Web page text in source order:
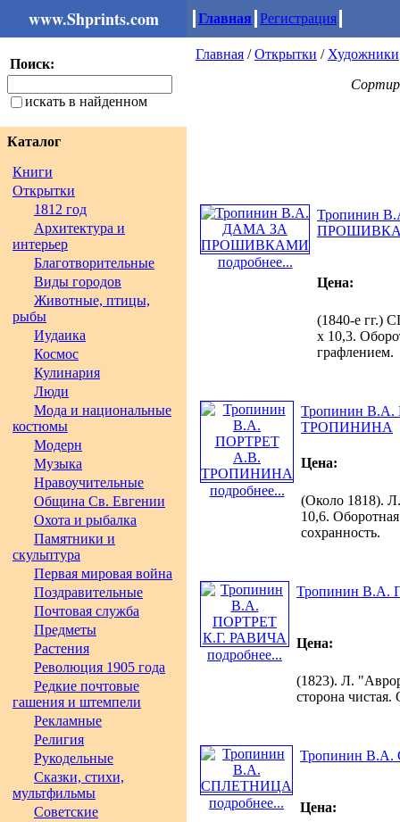
www.Shprints.com Главная Регистрация
Поиск:
искать в найденном
Каталог
Книги
Открытки
1812 год
Архитектура и
интерьер
Благотворительные
Виды городов
Животные, птицы,
рыбы
Иудаика
Космос
Кулинария
Люди
Мода и национальные
костюмы
Модерн
Музыка
Нравоучительные
Община Св. Евгении
Охота и рыбалка
Памятники и
скульптура
Первая мировая война
Поздравительные
Почтовая служба
Предметы
Растения
Революция 1905 года
Редкие почтовые
гашения и штемпели
Рекламные
Религия
Рукодельные
Сказки, стихи,
мультфильмы
Советские
Главная /Открытки / Художники
подробнее...
Тропинин
Цена:
(1840-е гг.)
х 10,3.
графлением.
подробнее...
Тропинин
ТРОПИНИНА
Цена:
(Около 1818).
10,6.
сохранность.
подробнее...
Тропинин В.А.
Цена:
(1823). Л.
сторона чистая.
подробнее...
Тропинин
Цена: